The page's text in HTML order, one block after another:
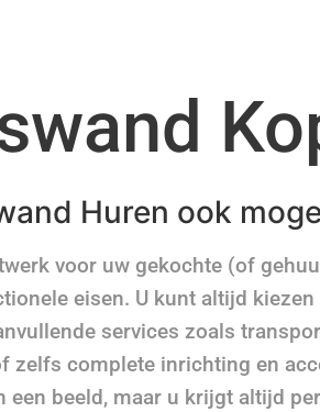
Huren ook
voor uw gekochte (of
eisen. U kunt altijd
services zoals
zelfs complete inrichting en
een beeld, maar u krijgt altijd